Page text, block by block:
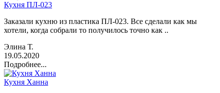
Кухня ПЛ-023
Заказали кухню из пластика ПЛ-023. Все сделали как мы
хотели, когда собрали то получилось точно как ..
Элина Т.
19.05.2020
Подробнее...
Кухня Ханна